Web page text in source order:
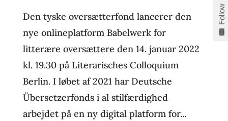
Den tyske oversætterfond lancerer den
nye onlineplatform Babelwerk for
litterære oversættere den 14. januar 2022
kl. 19.30 på Literarisches Colloquium
Berlin. I løbet af 2021 har Deutsche
Übersetzerfonds i al stilfærdighed
arbejdet på en ny digital platform for...
Follow